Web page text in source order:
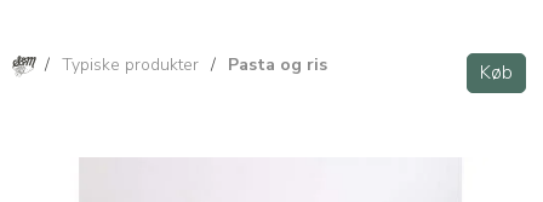
/ Typiske produkter / Pasta og ris Køb